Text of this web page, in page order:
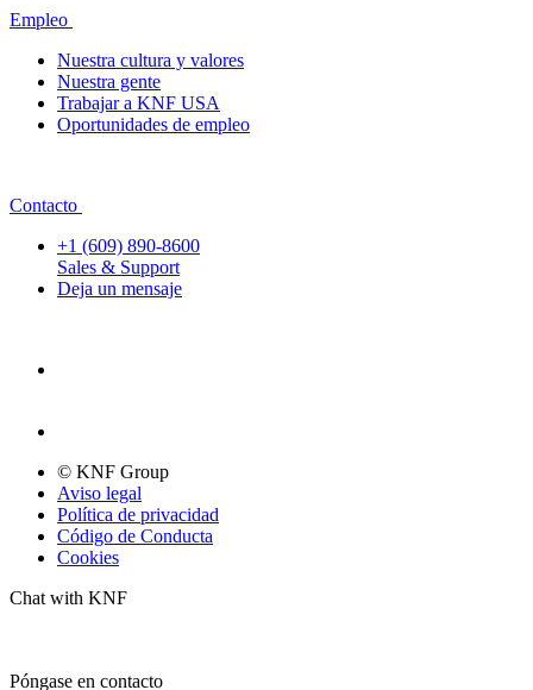
Empleo
Nuestra cultura y valores
Nuestra gente
Trabajar a KNF USA
Oportunidades de empleo
Contacto
+1 (609) 890-8600
Sales & Support
Deja un mensaje
© KNF Group
Aviso legal
Política de privacidad
Código de Conducta
Cookies
Chat with KNF
Póngase en contacto